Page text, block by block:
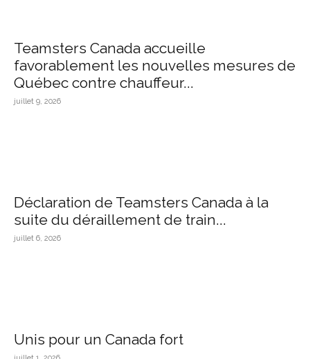
Teamsters Canada accueille
favorablement les nouvelles mesures de
Québec contre chauffeur...
juillet 9, 2026
Déclaration de Teamsters Canada à la
suite du déraillement de train...
juillet 6, 2026
Unis pour un Canada fort